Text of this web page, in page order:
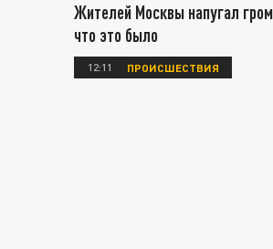
Жителей Москвы напугал
что это было
12:11 ПРОИСШЕСТВИЯ